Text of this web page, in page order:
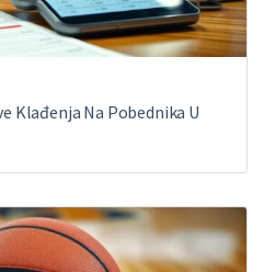
Klađenja Na Pobednika U